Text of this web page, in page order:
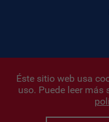
Infonegocios 2026|
Políticas de Privacidad|
Éste sitio web usa
uso. Puede leer más